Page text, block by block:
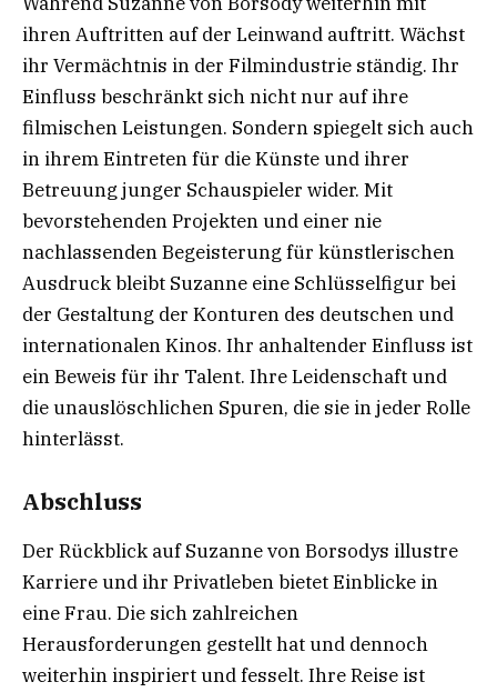
ihren Auftritten auf der Leinwand auftritt. Wächst
ihr Vermächtnis in der Filmindustrie ständig. Ihr
Einfluss beschränkt sich nicht nur auf ihre
filmischen Leistungen. Sondern spiegelt sich auch
in ihrem Eintreten für die Künste und ihrer
Betreuung junger Schauspieler wider. Mit
bevorstehenden Projekten und einer nie
nachlassenden Begeisterung für künstlerischen
Ausdruck bleibt Suzanne eine Schlüsselfigur bei
der Gestaltung der Konturen des deutschen und
internationalen Kinos. Ihr anhaltender Einfluss ist
ein Beweis für ihr Talent. Ihre Leidenschaft und
die unauslöschlichen Spuren, die sie in jeder Rolle
hinterlässt.
Abschluss
Der Rückblick auf Suzanne von Borsodys illustre
Karriere und ihr Privatleben bietet Einblicke in
eine Frau. Die sich zahlreichen
Herausforderungen gestellt hat und dennoch
weiterhin inspiriert und fesselt. Ihre Reise ist